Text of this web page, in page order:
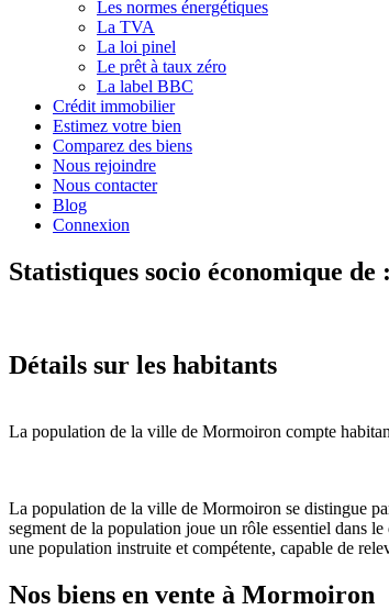
Les normes énergétiques
La TVA
La loi pinel
Le prêt à taux zéro
La label BBC
Crédit immobilier
Estimez votre bien
Comparez des biens
Nous rejoindre
Nous contacter
Blog
Connexion
Statistiques socio économique
Détails sur les habitants
La population de la ville de Mormoiron compte
La population de la ville de Mormoiron se distingue
segment de la population joue un rôle essentiel dans
une population instruite et compétente, capable de
Nos biens en vente à Mormoiron